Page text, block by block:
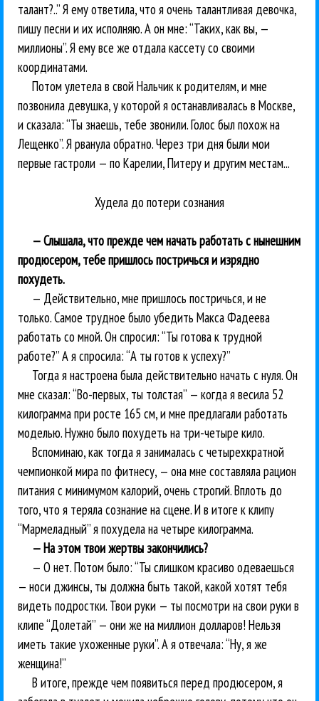
талант?..” Я ему ответила, что я очень талантливая девочка,
пишу песни и их исполняю. А он мне: “Таких, как вы, —
миллионы”. Я ему все же отдала кассету со своими
координатами.
Потом улетела в свой Нальчик к родителям, и мне
позвонила девушка, у которой я останавливалась в Москве,
и сказала: “Ты знаешь, тебе звонили. Голос был похож на
Лещенко”. Я рванула обратно. Через три дня были мои
первые гастроли — по Карелии, Питеру и другим местам...
Худела до потери сознания
— Слышала, что прежде чем начать работать с нынешним
продюсером, тебе пришлось постричься и изрядно
похудеть.
— Действительно, мне пришлось постричься, и не
только. Самое трудное было убедить Макса Фадеева
работать со мной. Он спросил: “Ты готова к трудной
работе?” А я спросила: “А ты готов к успеху?”
Тогда я настроена была действительно начать с нуля. Он
мне сказал: “Во-первых, ты толстая” — когда я весила 52
килограмма при росте 165 см, и мне предлагали работать
моделью. Нужно было похудеть на три-четыре кило.
Вспоминаю, как тогда я занималась с четырехкратной
чемпионкой мира по фитнесу, — она мне составляла рацион
питания с минимумом калорий, очень строгий. Вплоть до
того, что я теряла сознание на сцене. И в итоге к клипу
“Мармеладный” я похудела на четыре килограмма.
— На этом твои жертвы закончились?
— О нет. Потом было: “Ты слишком красиво одеваешься
— носи джинсы, ты должна быть такой, какой хотят тебя
видеть подростки. Твои руки — ты посмотри на свои руки в
клипе “Долетай” — они же на миллион долларов! Нельзя
иметь такие ухоженные руки”. А я отвечала: “Ну, я же
женщина!”
В итоге, прежде чем появиться перед продюсером, я